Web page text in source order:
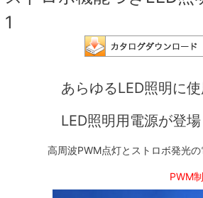
1
あらゆるLED照明に
LED照明用電源が登
高周波PWM点灯とストロボ発光
PWM